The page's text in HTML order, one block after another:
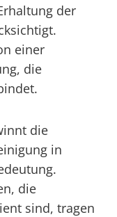
der
einer
die
die
in
die
sind, tragen